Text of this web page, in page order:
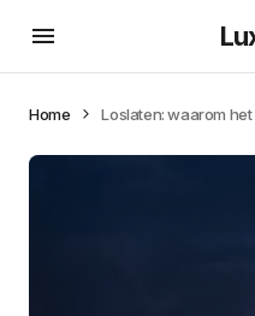
Home Loslaten: waarom